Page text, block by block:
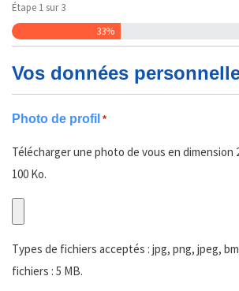
Étape 1 sur3
33%
Vos données
Photo de profil *
Télécharger une photo de vous en dimension
100 Ko.
Types de fichiers acceptés : jpg, png, jpeg,
fichiers : 5 MB.